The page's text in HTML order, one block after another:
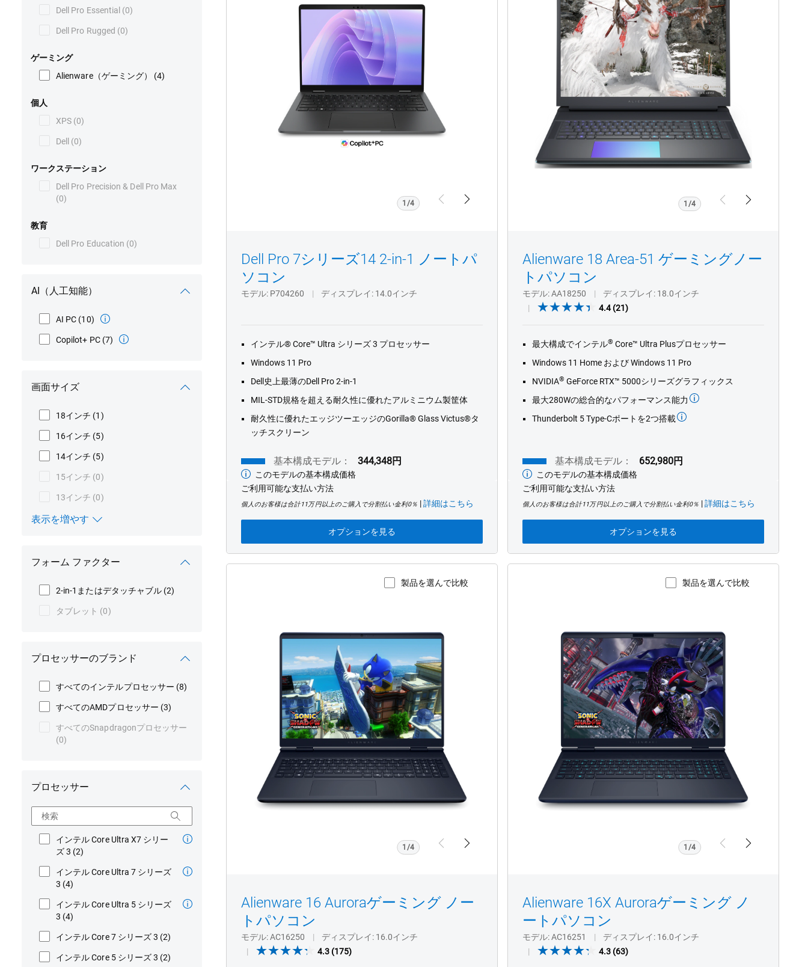
Dell Pro Essential (0)
Dell Pro Rugged (0)
ゲーミング
Alienware（ゲーミング） (4)
個人
XPS (0)
Dell (0)
ワークステーション
Dell Pro Precision & Dell Pro Max
(0)
教育
Dell Pro Education (0)
AI（人工知能）
AI PC (10)
Copilot+ PC (7)
画面サイズ
18インチ (1)
16インチ (5)
14インチ (5)
15インチ (0)
13インチ (0)
表示を増やす
フォーム ファクター
2-in-1またはデタッチャブル (2)
タブレット (0)
プロセッサーのブランド
すべてのインテルプロセッサー (8)
すべてのAMDプロセッサー (3)
すべてのSnapdragonプロセッサー
(0)
プロセッサー
インテル Core Ultra X7 シリー
ズ 3 (2)
インテル Core Ultra 7 シリーズ
3 (4)
インテル Core Ultra 5 シリーズ
3 (4)
インテル Core 7 シリーズ 3 (2)
インテル Core 5 シリーズ 3 (2)
P704260
1/4 PreviousNext
Dell Pro 7シリーズ14 2-in-1 ノートパ
ソコン
モデル P704260 ディスプレイ 14.0インチ
インテル® Core™ Ultra シリーズ 3 プロセッサー
Windows 11 Pro
Dell史上最薄のDell Pro 2-in-1
MIL-STD規格を超える耐久性に優れたアルミニウム製筐体
耐久性に優れたエッジツーエッジのGorilla® Glass Victus®タ
ッチスクリーン
基本構成モデル： 344,348円
最
低
価
格
このモデルの基本構成価格
ご利用可能な支払い方法
個人のお客様は合計11万円以上のご購入で分割払い金利0％ |詳細はこちら
オプションを見る
パ
ソ
1/4 PreviousNext
Alienware 18 Area-51 ゲーミングノー
トパソコン
モデル AA18250 ディスプレイ 18.0インチ
4.4 (21)
5
stars.
reviews
最大構成でインテル® Core™ Ultra Plusプロセッサー
Windows 11 Home および Windows 11 Pro
NVIDIA® GeForce RTX™ 5000シリーズグラフィックス
最大280Wの総合的なパフォーマンス能力
Thunderbolt 5 Type-Cポートを2つ搭載
基本構成モデル： 652,980円
最
低
価
格
このモデルの基本構成価格
ご利用可能な支払い方法
個人のお客様は合計11万円以上のご購入で分割払い金利0％ |詳細はこちら
オプションを見る
製品を選んで比較
製品ページを表示
Alienware
AC16250
パ
ソ
1/4 PreviousNext
Alienware 16 Auroraゲーミング ノー
トパソコン
モデル AC16250 ディスプレイ 16.0インチ
4.3 (175)
製品を選んで比較
製品ページを表示
Alienware
AC16251
パ
ソ
1/4 PreviousNext
Alienware 16X Auroraゲーミング ノ
ートパソコン
モデル AC16251 ディスプレイ 16.0インチ
4.3 (63)